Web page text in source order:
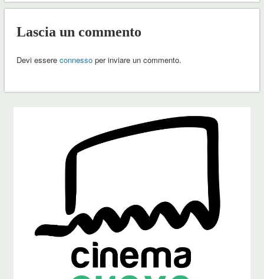
Lascia un commento
Devi essere connessoper inviare un commento.